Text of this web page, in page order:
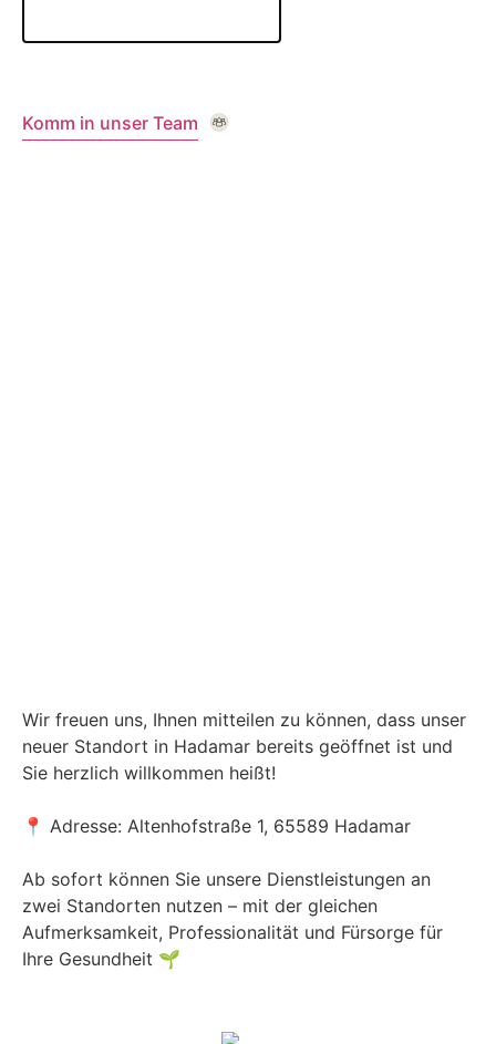
Komm in unser Team
Wir freuen uns, Ihnen mitteilen zu können, dass unser
neuer Standort in Hadamar bereits geöffnet ist und
Sie herzlich willkommen heißt!
📍 Adresse: Altenhofstraße 1, 65589 Hadamar
Ab sofort können Sie unsere Dienstleistungen an
zwei Standorten nutzen – mit der gleichen
Aufmerksamkeit, Professionalität und Fürsorge für
Ihre Gesundheit 🌱